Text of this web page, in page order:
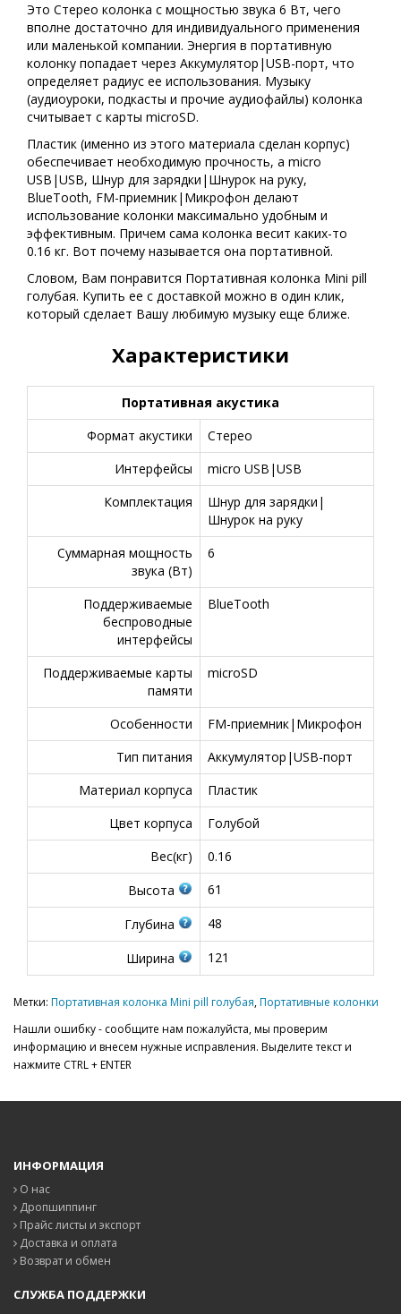
Это Стерео колонка с мощностью звука 6 Вт, чего
вполне достаточно для индивидуального применения
или маленькой компании. Энергия в портативную
колонку попадает через Аккумулятор|USB-порт, что
определяет радиус ее использования. Музыку
(аудиоуроки, подкасты и прочие аудиофайлы) колонка
считывает с карты microSD.
Пластик (именно из этого материала сделан корпус)
обеспечивает необходимую прочность, а micro
USB|USB, Шнур для зарядки|Шнурок на руку,
BlueTooth, FM-приемник|Микрофон делают
использование колонки максимально удобным и
эффективным. Причем сама колонка весит каких-то
0.16 кг. Вот почему называется она портативной.
Словом, Вам понравится Портативная колонка Mini pill
голубая. Купить ее с доставкой можно в один клик,
который сделает Вашу любимую музыку еще ближе.
Характеристики
Портативная акустика
Формат акустики
Стерео
Интерфейсы
micro USB|USB
Комплектация
Шнур для зарядки|
Шнурок на руку
Суммарная мощность
звука (Вт)
6
Поддерживаемые
беспроводные
интерфейсы
BlueTooth
Поддерживаемые карты
памяти
microSD
Особенности
FM-приемник|Микрофон
Тип питания
Аккумулятор|USB-порт
Материал корпуса
Пластик
Цвет корпуса
Голубой
Вес(кг)
0.16
Высота
61
Глубина 48
Ширина 121
Метки: Портативная колонка Mini pill голубая,Портативные колонки
Нашли ошибку - сообщите нам пожалуйста, мы проверим
информацию и внесем нужные исправления. Выделите текст и
нажмите CTRL + ENTER
ИНФОРМАЦИЯ
О нас
Дропшиппинг
Прайс листы и экспорт
Доставка и оплата
Возврат и обмен
СЛУЖБА ПОДДЕРЖКИ